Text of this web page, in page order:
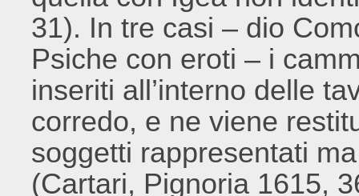
31). In tre casi – dio
Psiche con eroti – i
inseriti all’interno delle
corredo, e ne viene
soggetti rappresentati
(Cartari, Pignoria 1615,